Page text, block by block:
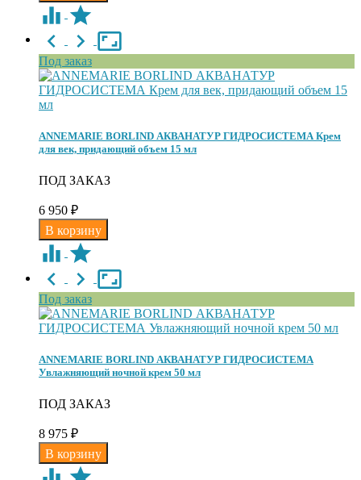
Под заказ
ANNEMARIE BORLIND АКВАНАТУР ГИДРОСИСТЕМА Крем
для век, придающий объем 15 мл
ПОД ЗАКАЗ
6 950 ₽
Под заказ
ANNEMARIE BORLIND АКВАНАТУР ГИДРОСИСТЕМА
Увлажняющий ночной крем 50 мл
ПОД ЗАКАЗ
8 975 ₽